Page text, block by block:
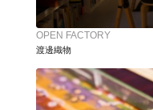
OPEN FACTORY
渡邊織物